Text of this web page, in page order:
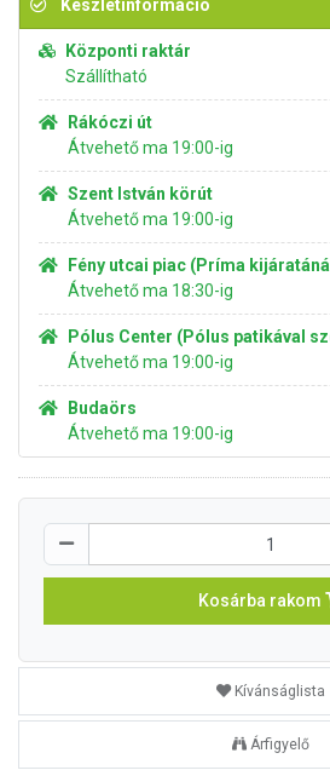
Készletinformáció
Központi raktár
Szállítható
Rákóczi út
Átvehető ma 19:00-ig
Szent István körút
Átvehető ma 19:00-ig
Fény utcai piac (Príma
Átvehető ma 18:30-ig
Pólus Center (Pólus patikával
Átvehető ma 19:00-ig
Budaörs
Átvehető ma 19:00-ig
Kosárba rakom
Kívánságlista
Árfigyelő